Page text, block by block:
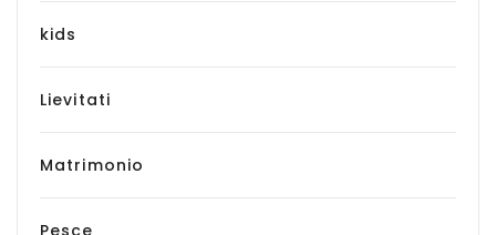
kids
Lievitati
Matrimonio
Pesce